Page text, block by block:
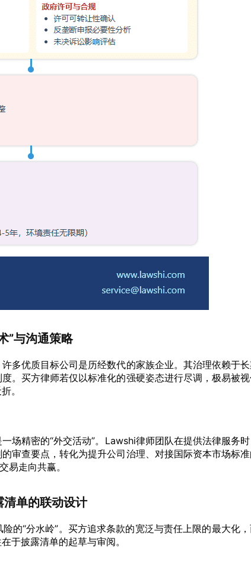
”与沟通策略
多优质目标公司是历经数代的家族企业。其治理依赖于
。买方律师若仅以标准化的强硬姿态进行尽调，极易被
。
场精密的“外交活动”。Lawshi律师团队在提供法律服务时
审查要点，转化为提升公司治理、对接国际资本市场标
易走向共赢。
单的联动设计
的“分水岭”。买方追求条款的宽泛与责任上限的最大化
于披露清单的起草与审阅。